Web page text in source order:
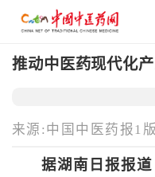
推动中医药现代化
来源:中国中医药报1版
据湖南日报报道